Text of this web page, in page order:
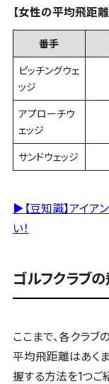
【女性の平均飛距離
番手
ピッチングウェ
ッジ
アプローチウ
ェッジ
サンドウェッジ
▶【豆知識】アイア
い！
ゴルフクラブ
ここまで、各クラブ
平均飛距離はあく
握する方法を1つご